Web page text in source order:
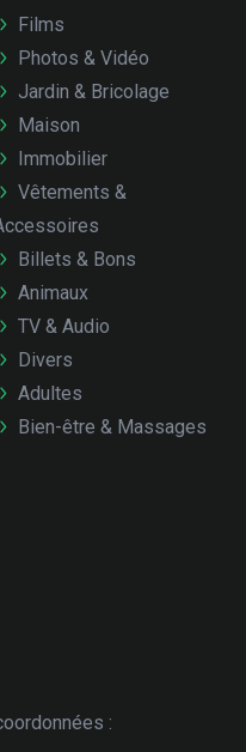
Films
Photos & Vidéo
Jardin & Bricolage
Maison
Immobilier
Vêtements &
Billets & Bons
Animaux
TV & Audio
Divers
Adultes
Bien-être & Massages
: